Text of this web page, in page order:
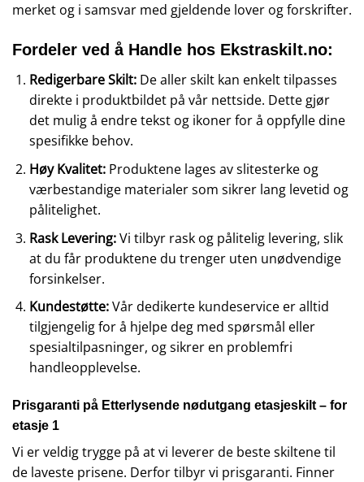
merket og i samsvar med gjeldende lover og forskrifter.
Fordeler ved å Handle hos Ekstraskilt.no:
Redigerbare Skilt:De aller skilt kan enkelt tilpasses
direkte i produktbildet på vår nettside. Dette gjør
det mulig å endre tekst og ikoner for å oppfylle dine
spesifikke behov.
Høy Kvalitet:Produktene lages av slitesterke og
værbestandige materialer som sikrer lang levetid og
pålitelighet.
Rask Levering:Vi tilbyr rask og pålitelig levering, slik
at du får produktene du trenger uten unødvendige
forsinkelser.
Kundestøtte:Vår dedikerte kundeservice er alltid
tilgjengelig for å hjelpe deg med spørsmål eller
spesialtilpasninger, og sikrer en problemfri
handleopplevelse.
Prisgaranti på Etterlysende nødutgang etasjeskilt – for
etasje 1
Vi er veldig trygge på at vi leverer de beste skiltene til
de laveste prisene. Derfor tilbyr vi prisgaranti. Finner